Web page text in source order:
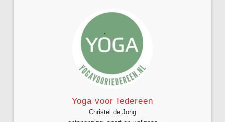
Yoga voor Iedereen
Christel de Jong